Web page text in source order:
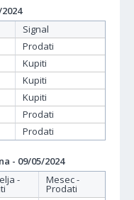
Signal
Prodati
Kupiti
Kupiti
Kupiti
Prodati
Prodati
- 09/05/2024
- Mesec -
Prodati